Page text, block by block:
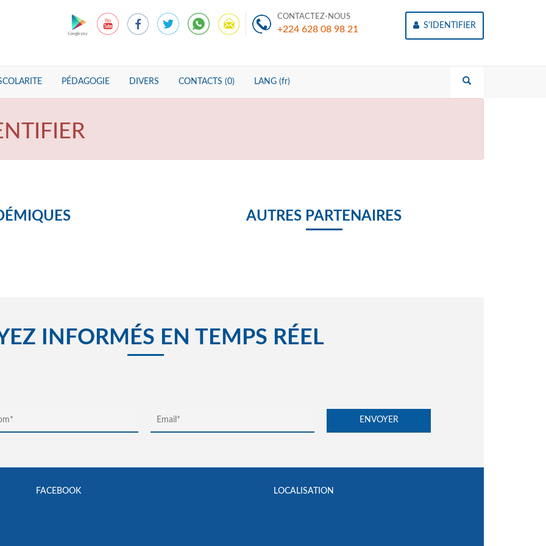
CONTACTEZ-NOUS
+224 628 08 98 21 S'IDENTIFIER
PÉDAGOGIE DIVERS CONTACTS (0) LANG (fr)
AUTRES PARTENAIRES
INFORMÉS EN TEMPS RÉEL
FACEBOOK LOCALISATION